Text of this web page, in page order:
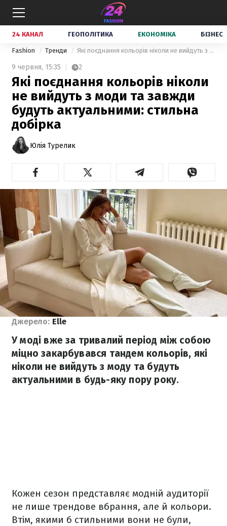
24 КАНАЛ ГЕОПОЛІТИКА ЕКОНОМІКА БІЗНЕС
Fashion Тренди Які поєднання кольорів ніколи не вийдуть з моди та завжди будуть актуальними: стильна добірка
9 червня, 15:35 2
Які поєднання кольорів ніколи
не вийдуть з моди та завжди
будуть актуальними: стильна
добірка
Юлія Турелик
Джерело: Elle
У моді вже за тривалий період між собою
міцно закарбувався тандем кольорів, які
ніколи не вийдуть з моду та будуть
актуальними в будь-яку пору року.
Кожен сезон представляє модній аудиторії
не лише трендове вбрання, але й кольори.
Втім, якими б стильними вони не були,